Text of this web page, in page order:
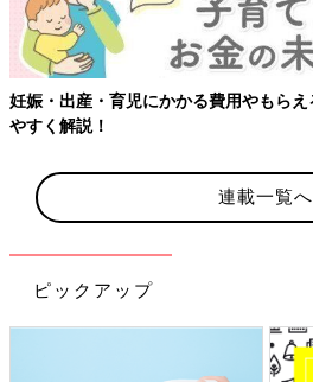
妊娠・出産・育児にかかる費用やもら
やすく解説！
連載一覧へ
ピックアップ